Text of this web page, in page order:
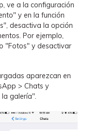
ve a la configuración
y en la función
desactiva la opción
Por ejemplo,
"Fotos" y desactivar
aparezcan en
> Chats y
galería".